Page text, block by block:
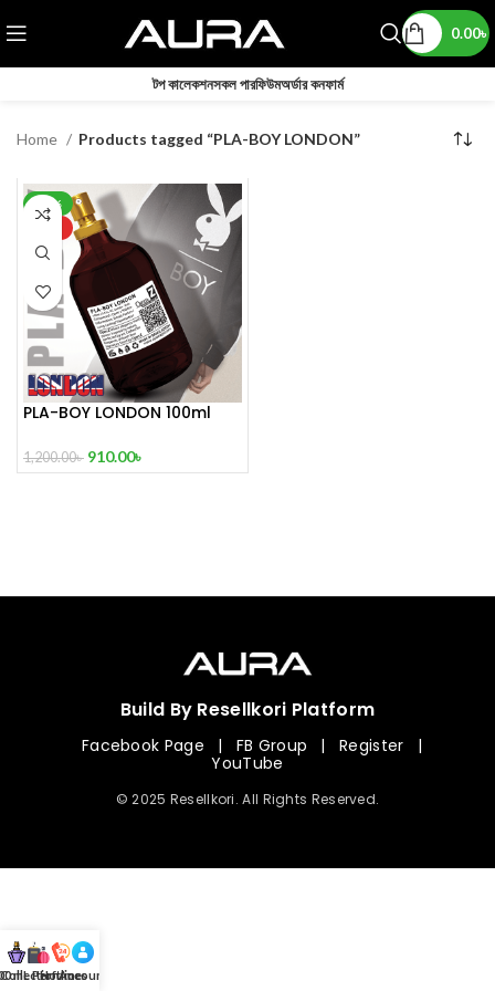
0.00৳
টপ কালেকশনসকল পারফিউমঅর্ডার কনফার্ম
Home Products tagged “PLA-BOY LONDON”
-24%
PLA-BOY LONDON 100ml
1,200.00৳ 910.00৳
Build By Resellkori Platform
Facebook Page | FB Group | Register
|
YouTube
© 2025 Resellkori. All Rights Reserved.
mL Perfumes
Hotline
Account